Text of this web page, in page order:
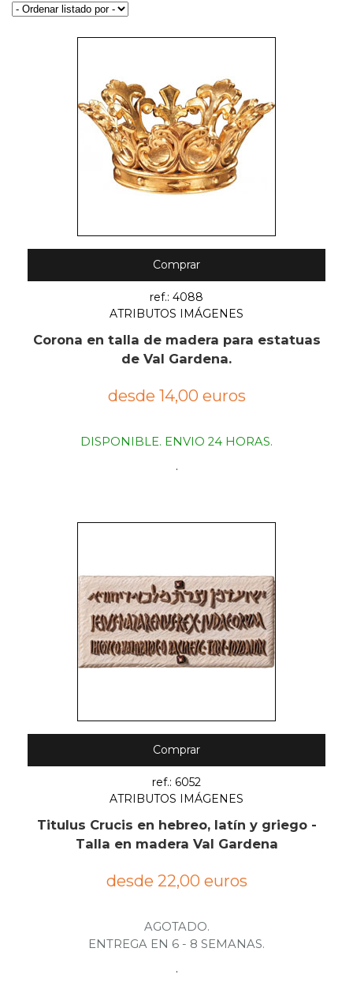
Comprar
ref.: 4088
ATRIBUTOS IMÁGENES
Corona en talla de madera para estatuas
de Val Gardena.
desde 14,00 euros
DISPONIBLE. ENVIO 24 HORAS.
.
Comprar
ref.: 6052
ATRIBUTOS IMÁGENES
Titulus Crucis en hebreo, latín y griego -
Talla en madera Val Gardena
desde 22,00 euros
AGOTADO.
ENTREGA EN 6 - 8 SEMANAS.
.